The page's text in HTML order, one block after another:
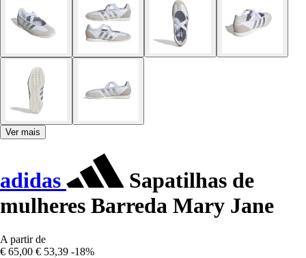
Ver mais
adidas
Sapatilhas de
mulheres Barreda Mary Jane
A partir de
€ 65,00 € 53,39 -18%